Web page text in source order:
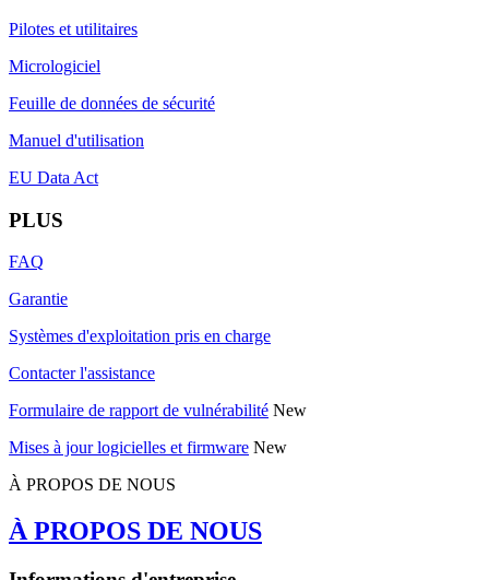
Pilotes et utilitaires
Micrologiciel
Feuille de données de sécurité
Manuel d'utilisation
EU Data Act
PLUS
FAQ
Garantie
Systèmes d'exploitation pris en charge
Contacter l'assistance
Formulaire de rapport de vulnérabilité New
Mises à jour logicielles et firmware New
À PROPOS DE NOUS
À PROPOS DE NOUS